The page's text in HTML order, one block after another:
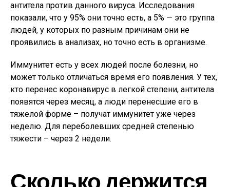
антитела против данного вируса. Исследования
показали, что у 95% они точно есть, а 5% — это группа
людей, у которых по разным причинам они не
проявились в анализах, но точно есть в организме.
Иммунитет есть у всех людей после болезни, но
может только отличаться время его появления. У тех,
кто перенес коронавирус в легкой степени, антитела
появятся через месяц, а люди перенесшие его в
тяжелой форме – получат иммунитет уже через
неделю. Для переболевших средней степенью
тяжести – через 2 недели.
Сколько держится